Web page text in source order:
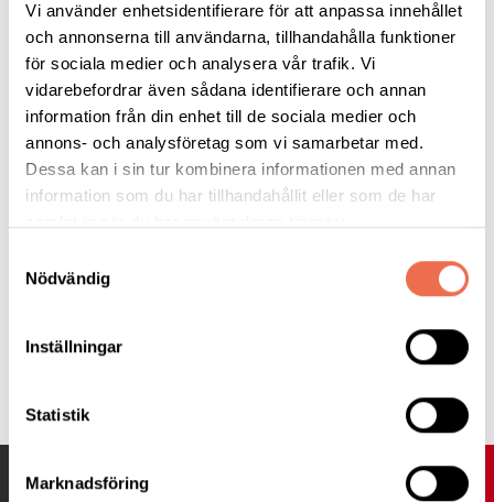
Vi använder enhetsidentifierare för att anpassa innehållet
och annonserna till användarna, tillhandahålla funktioner
för sociala medier och analysera vår trafik. Vi
vidarebefordrar även sådana identifierare och annan
information från din enhet till de sociala medier och
annons- och analysföretag som vi samarbetar med.
Dessa kan i sin tur kombinera informationen med annan
information som du har tillhandahållit eller som de har
Nödvändig
Inställningar
Statistik
Marknadsföring
Var: Kansliet, Fatbursgatan 19
Kostnad:200 kr(6 gånger), önskas fika så kostar det 20 kr /
per gång
Ledsagare finns på plats.
Tipsa
UPP